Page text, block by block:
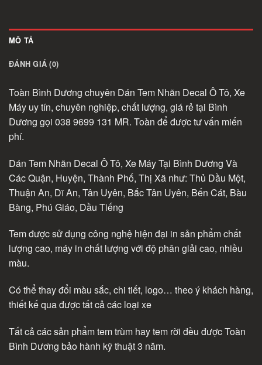
MÔ TẢ
ĐÁNH GIÁ (0)
Toàn Bình Dương chuyên Dán Tem Nhãn Decal Ô Tô, Xe
Máy uy tín, chuyên nghiệp, chất lượng, giá rẻ tại Bình
Dương gọi 038 9699 131 MR. Toàn để được tư vấn miến
phí.
Dán Tem Nhãn Decal Ô Tô, Xe Máy Tại Bình Dương Và
Các Quận, Huyện, Thành Phố, Thị Xã như: Thủ Dầu Một,
Thuận An, Dĩ An, Tân Uyên, Bắc Tân Uyên, Bến Cát, Bàu
Bàng, Phú Giáo, Dầu Tiếng
Tem được sử dụng công nghệ hiện đại in sản phẩm chất
lượng cao, máy in chất lượng với độ phân giải cao, nhiều
màu.
Có thể thay đổi màu sắc, chi tiết, logo… theo ý khách hàng,
thiết kế qua được tất cả các loại xe
Tất cả các sản phẩm tem trùm hay tem rời đều được Toàn
Bình Dương bảo hành kỹ thuật 3 năm.